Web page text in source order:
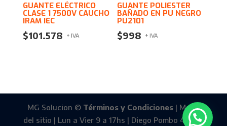
GUANTE ELÉCTRICO
CLASE 1 7500V CAUCHO
IRAM IEC
$101.578 + IVA
GUANTE POLIESTER
BAÑADO EN PU NEGRO
PU2101
$998 + IVA
MG Solucion © Términos y Condiciones| Mapa
del sitio | Lun a Vier 9 a 17hs | Diego Pombo 4588 -